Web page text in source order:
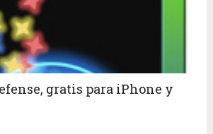
gratis para iPhone y